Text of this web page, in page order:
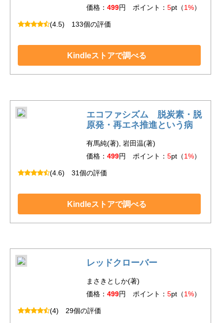
価格： 499円 ポイント： 5pt（1%）
(4.5) 133個の評価
Kindleストアで調べる
エコファシズム 脱炭素・脱
原発・再エネ推進という病
有馬純(著), 岩田温(著)
価格： 499円 ポイント： 5pt（1%）
(4.6) 31個の評価
Kindleストアで調べる
レッドクローバー
まさきとしか(著)
価格： 499円 ポイント： 5pt（1%）
(4) 29個の評価